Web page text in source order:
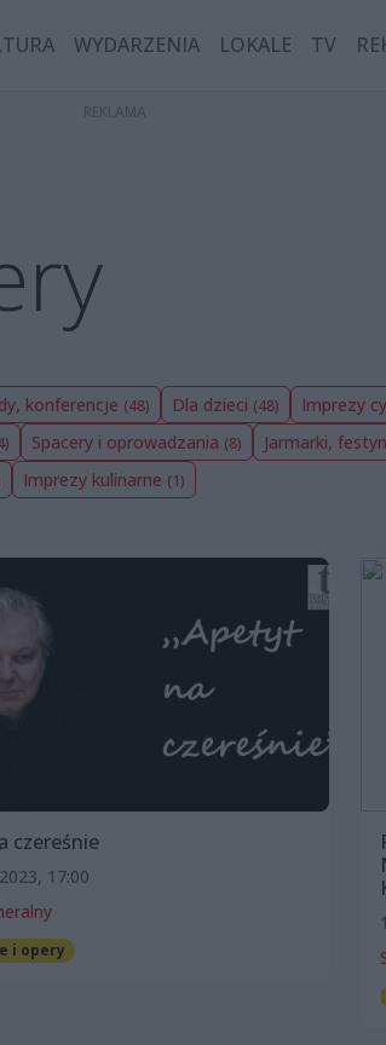
WYDARZENIA LOKALE TV
konferencje (48) Dla dzieci (48) Imprezy
Spacery i oprowadzania (8) Jarmarki,
Imprezy kulinarne (1)
czereśnie
17:00
i opery